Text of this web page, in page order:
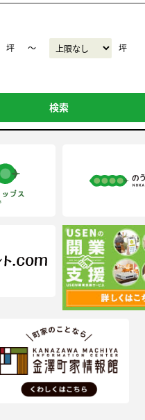
坪 〜 坪